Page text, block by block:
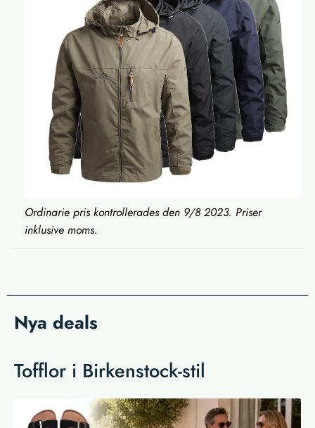
Ordinarie pris kontrollerades den 9/8 2023. Priser
inklusive moms.
Nya deals
Tofflor i Birkenstock-stil